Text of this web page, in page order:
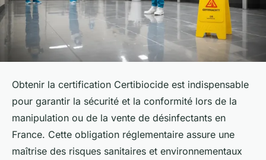
Obtenir la certification Certibiocide est indispensable
pour garantir la sécurité et la conformité lors de la
manipulation ou de la vente de désinfectants en
France. Cette obligation réglementaire assure une
maîtrise des risques sanitaires et environnementaux